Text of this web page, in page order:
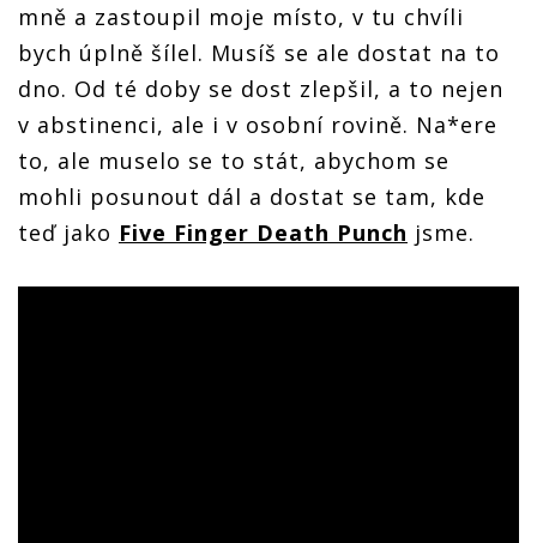
mně a zastoupil moje místo, v tu chvíli
bych úplně šílel. Musíš se ale dostat na to
dno. Od té doby se dost zlepšil, a to nejen
v abstinenci, ale i v osobní rovině. Na*ere
to, ale muselo se to stát, abychom se
mohli posunout dál a dostat se tam, kde
teď jako Five Finger Death Punch jsme.